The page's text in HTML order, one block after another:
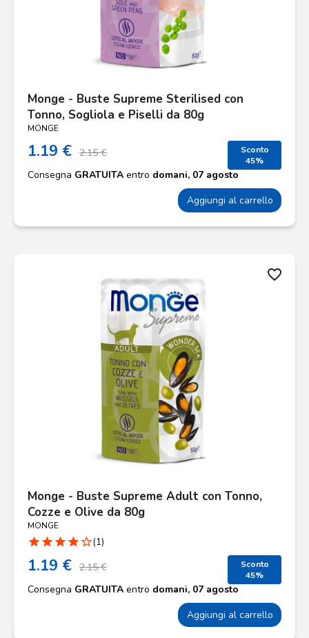
Monge - Buste Supreme Sterilised con
Tonno, Sogliola e Piselli da 80g
MONGE
1.19 € 2.15 €
Sconto
45%
Consegna GRATUITA entro domani, 07 agosto
Aggiungi al carrello
favorite_border
Monge - Buste Supreme Adult con Tonno,
Cozze e Olive da 80g
MONGE
star star star star star_border(1)
1.19 € 2.15 €
Sconto
45%
Consegna GRATUITA entro domani, 07 agosto
Aggiungi al carrello